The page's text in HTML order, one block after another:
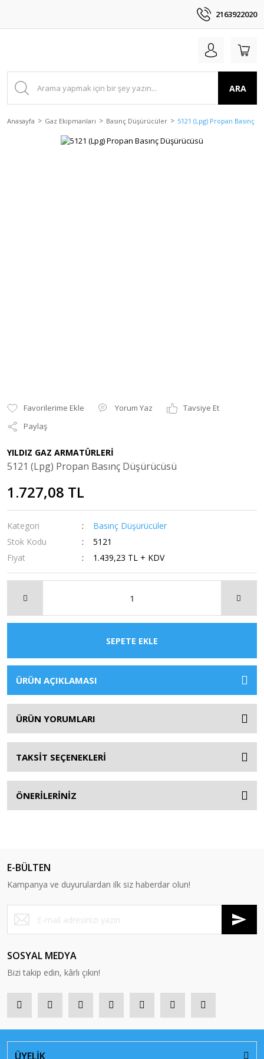
2163922020
ARA
Anasayfa Gaz Ekipmanları Basınç Düşürücüler 5121 (Lpg) Propan Basınç
Yorum Yaz
Tavsiye Et
Paylaş
YILDIZ GAZ ARMATÜRLERİ
5121 (Lpg) Propan Basınç Düşürücüsü
1.727,08 TL
Kategori
Basınç Düşürücüler
Stok Kodu
5121
Fiyat
1.439,23 TL + KDV
SEPETE EKLE
ÜRÜN AÇIKLAMASI
ÜRÜN YORUMLARI
TAKSİT SEÇENEKLERİ
ÖNERİLERİNİZ
E-BÜLTEN
Kampanya ve duyurulardan ilk siz haberdar olun!
SOSYAL MEDYA
Bizi takip edin, kârlı çıkın!
ÜYELİK